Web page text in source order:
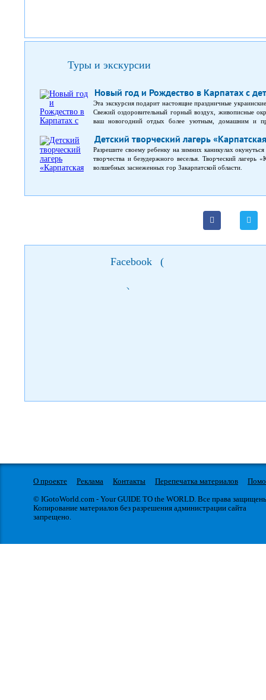
Туры и экскурсии
Новый год и Рождество в Карпатах с
Эта экскурсия подарит настоящие праздничные
Свежий оздоровительный горный воздух, живописные
ваш новогодний отдых более уютным, домашним и
или санках по местным окрестностям; встреча Нового
программой, с новогодними вкусностями, и подарками
запряжены лошадьми, на источники минеральных вод;
деток; город Хуст, где вы побываете на уникальной
Детский творческий лагерь
Разрешите своему ребенку на зимних каникулах
творчества и безудержного веселья. Творческий лагерь
волшебных заснеженных гор Закарпатской области.
Facebook (
)
О проекте Реклама Контакты Перепечатка материалов
© IGotoWorld.com - Your GUIDE TO the WORLD. Все права
Копирование материалов без разрешения администрации сайта
запрещено.